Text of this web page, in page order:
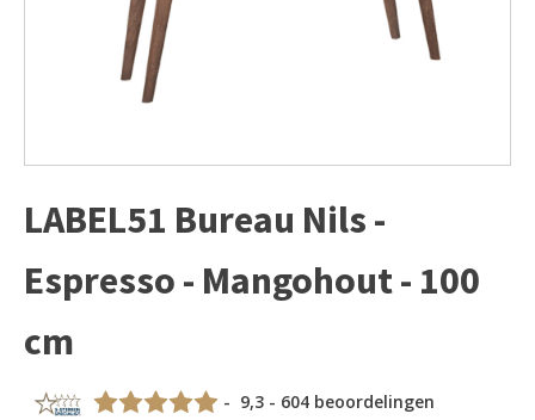
LABEL51 Bureau Nils -
Espresso - Mangohout - 100
cm
- 9,3 - 604 beoordelingen